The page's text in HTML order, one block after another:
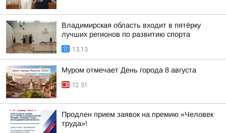
Владимирская область входит в пятёрку
лучших регионов по развитию спорта
13:13
Муром отмечает День города 8 августа
12:31
Продлен прием заявок на премию «Человек
труда»!